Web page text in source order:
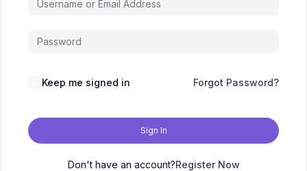
Keep me signed in Forgot Password?
Sign In
Don't have an account?Register Now